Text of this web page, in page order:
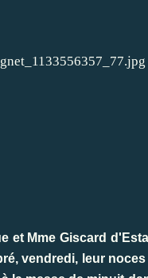
et Mme Giscard
vendredi, leur